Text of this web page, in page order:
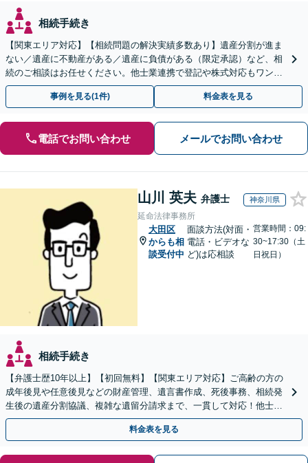
相続手続き
【関東エリア対応】【相続問題の解決実績多数あり】遺産分割が進ま
ない／遺産に不動産がある／遺産に負債がある（限定承認）など、相
続のご相談はお任せください。他士業連携で登記や株式対応もワンス
トップ対応します【土日祝対応可】【弁護士歴30年】
事例を見る(1件) 料金表を見る
電話でお問い合わせ メールでお問い合わせ
山川 英夫 弁護士 神奈川県
延命法律事務所
大田区
からも相
談受付中
面談方法(対面・
電話・ビデオな
ど)は応相談
営業時間：09:
30~17:30（土
日祝日）
相続手続き
【弁護士歴10年以上】【初回無料】【関東エリア対応】ご高齢の方の
成年後見や任意後見などの財産管理、遺言書作成、死後事務、相続発
生後の遺産分割協議、複雑な遺留分請求まで、一貫して対応！他士業
との連携力を活かした最適解の追求【WEB面談対応】
料金表を見る